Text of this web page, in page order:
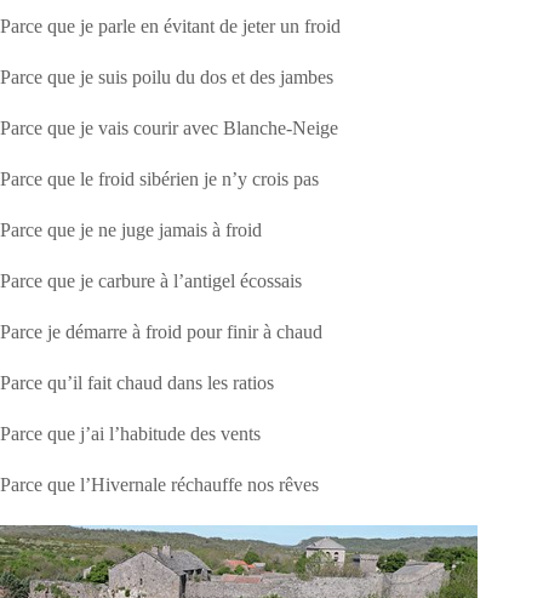
Parce que je parle en évitant de jeter un froid
Parce que je suis poilu du dos et des jambes
Parce que je vais courir avec Blanche-Neige
Parce que le froid sibérien je n’y crois pas
Parce que je ne juge jamais à froid
Parce que je carbure à l’antigel écossais
Parce je démarre à froid pour finir à chaud
Parce qu’il fait chaud dans les ratios
Parce que j’ai l’habitude des vents
Parce que l’Hivernale réchauffe nos rêves